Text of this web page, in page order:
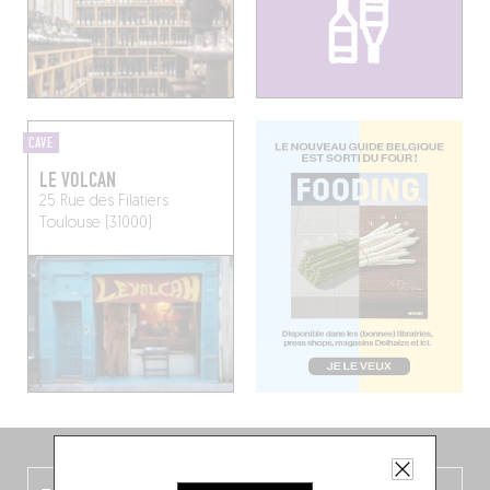
CAVE
LE VOLCAN
25 Rue des Filatiers
Toulouse (31000)